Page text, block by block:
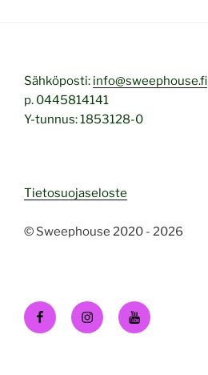
Sähköposti: info@sweephouse.fi
p. 0445814141
Y-tunnus: 1853128-0
Tietosuojaseloste
© Sweephouse 2020 - 2026
FacebookInstagramYoutube